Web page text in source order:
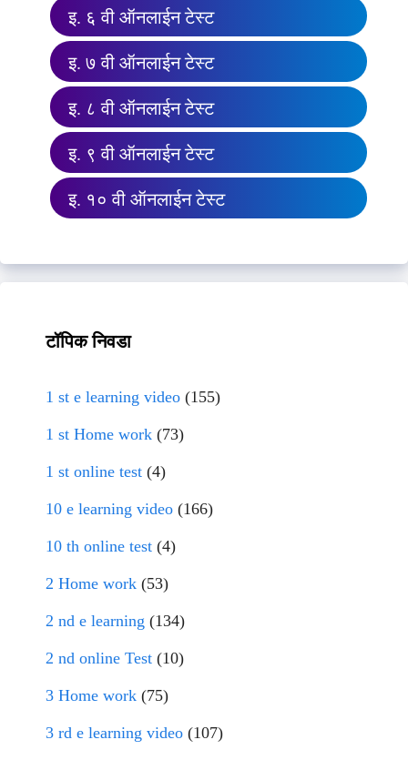
इ. ६ वी ऑनलाईन टेस्ट
इ. ७ वी ऑनलाईन टेस्ट
इ. ८ वी ऑनलाईन टेस्ट
इ. ९ वी ऑनलाईन टेस्ट
इ. १० वी ऑनलाईन टेस्ट
टॉपिक निवडा
1 st e learning video (155)
1 st Home work (73)
1 st online test (4)
10 e learning video (166)
10 th online test (4)
2 Home work (53)
2 nd e learning (134)
2 nd online Test (10)
3 Home work (75)
3 rd e learning video (107)